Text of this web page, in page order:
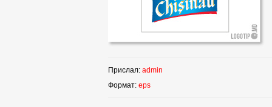
Прислал: admin
Формат: eps